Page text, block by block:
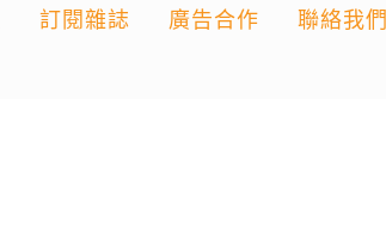
訂閱雜誌 廣告合作 聯絡我們